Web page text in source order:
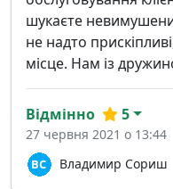
шукаєте
не надто
місце. Нам із
Владимир Сориш
Відмінно 5
27 червня 2021 о 13:44